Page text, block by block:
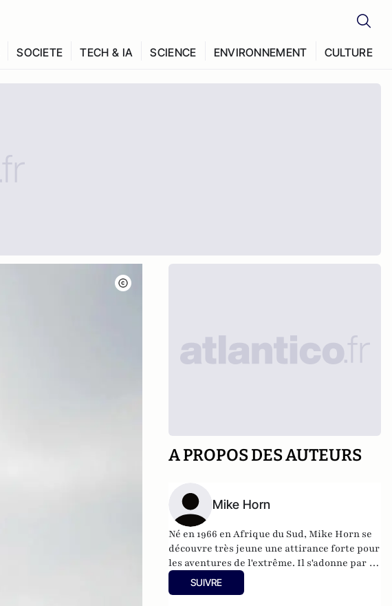
SOCIETE TECH & IA SCIENCE ENVIRONNEMENT CULTURE
A PROPOS DES AUTEURS
Mike Horn
Né en 1966 en Afrique du Sud, Mike Horn se
découvre très jeune une attirance forte pour
les aventures de l'extrême. Il s'adonne par la
suite à sa passion en réalisant les exploits
les plus fous, tels la remontée de l'Amazone à
SUIVRE